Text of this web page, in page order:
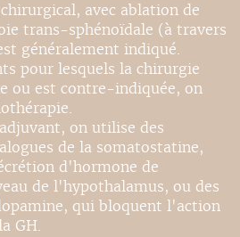
avec ablation de
trans-sphénoïdale (à travers
généralement indiqué.
pour lesquels la chirurgie
ou est contre-indiquée, on
on utilise des
de la somatostatine,
d'hormone de
de l'hypothalamus, ou des
qui bloquent l'action
GH.